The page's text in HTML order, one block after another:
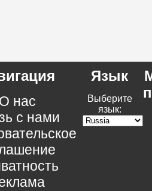
нас
с нами
Язык
Выберите
язык: